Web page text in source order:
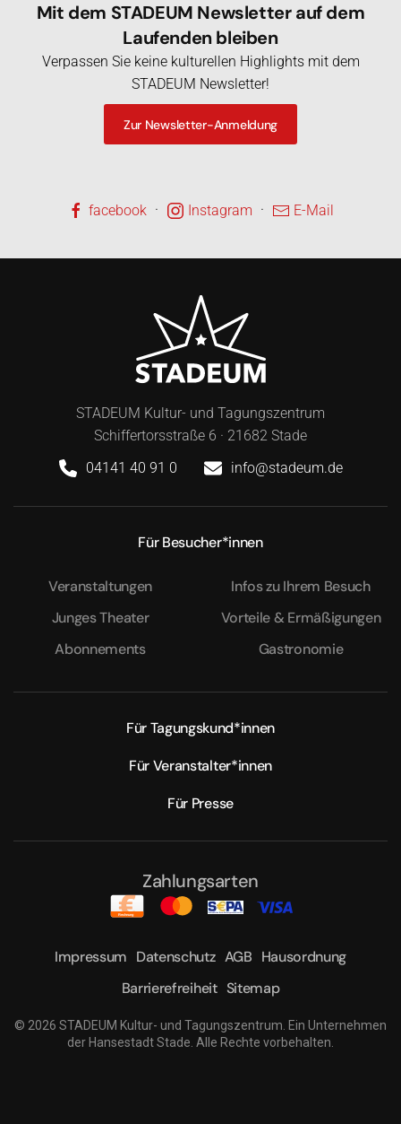
Mit dem STADEUM Newsletter auf dem
Laufenden bleiben
Verpassen Sie keine kulturellen Highlights mit dem
STADEUM Newsletter!
Zur Newsletter-Anmeldung
facebook · Instagram · E-Mail
STADEUM Kultur- und Tagungszentrum
Schiffertorsstraße 6 · 21682 Stade
04141 40 91 0
info@stadeum.de
Für Besucher*innen
Veranstaltungen
Junges Theater
Abonnements
Infos zu Ihrem Besuch
Vorteile & Ermäßigungen
Gastronomie
Für Tagungskund*innen
Für Veranstalter*innen
Für Presse
Zahlungsarten
Impressum Datenschutz AGB Hausordnung
Barrierefreiheit Sitemap
© 2026 STADEUM Kultur- und Tagungszentrum. Ein Unternehmen
der Hansestadt Stade. Alle Rechte vorbehalten.